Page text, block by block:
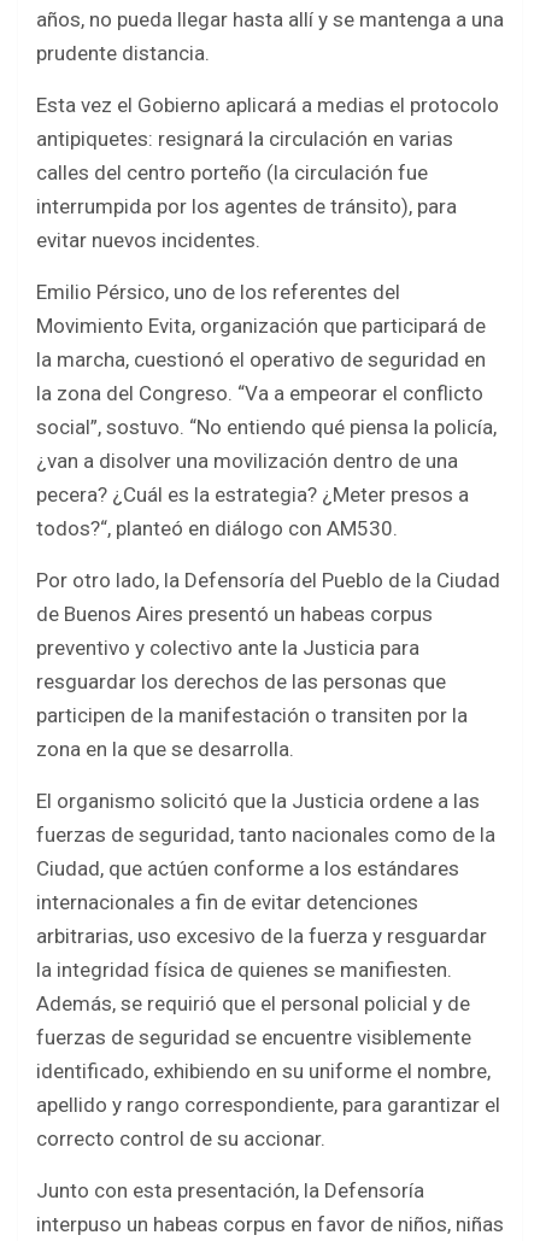
años, no pueda llegar hasta allí y se mantenga a una
prudente distancia.
Esta vez el Gobierno aplicará a medias el protocolo
antipiquetes: resignará la circulación en varias
calles del centro porteño (la circulación fue
interrumpida por los agentes de tránsito), para
evitar nuevos incidentes.
Emilio Pérsico, uno de los referentes del
Movimiento Evita, organización que participará de
la marcha, cuestionó el operativo de seguridad en
la zona del Congreso. “Va a empeorar el conflicto
social”, sostuvo. “No entiendo qué piensa la policía,
¿van a disolver una movilización dentro de una
pecera? ¿Cuál es la estrategia? ¿Meter presos a
todos?“, planteó en diálogo con AM530.
Por otro lado, la Defensoría del Pueblo de la Ciudad
de Buenos Aires presentó un habeas corpus
preventivo y colectivo ante la Justicia para
resguardar los derechos de las personas que
participen de la manifestación o transiten por la
zona en la que se desarrolla.
El organismo solicitó que la Justicia ordene a las
fuerzas de seguridad, tanto nacionales como de la
Ciudad, que actúen conforme a los estándares
internacionales a fin de evitar detenciones
arbitrarias, uso excesivo de la fuerza y resguardar
la integridad física de quienes se manifiesten.
Además, se requirió que el personal policial y de
fuerzas de seguridad se encuentre visiblemente
identificado, exhibiendo en su uniforme el nombre,
apellido y rango correspondiente, para garantizar el
correcto control de su accionar.
Junto con esta presentación, la Defensoría
interpuso un habeas corpus en favor de niños, niñas